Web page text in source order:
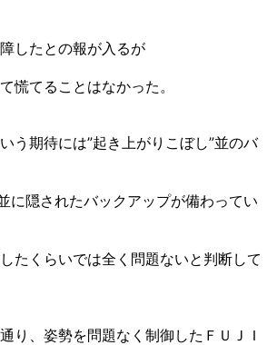
したとの報が入るが
慌てることはなかった。
う期待には”起き上がりこぼし”並のバ
に隠されたバックアップが備わってい
たくらいでは全く問題ないと判断して
り、姿勢を問題なく制御したＦＵＪＩ